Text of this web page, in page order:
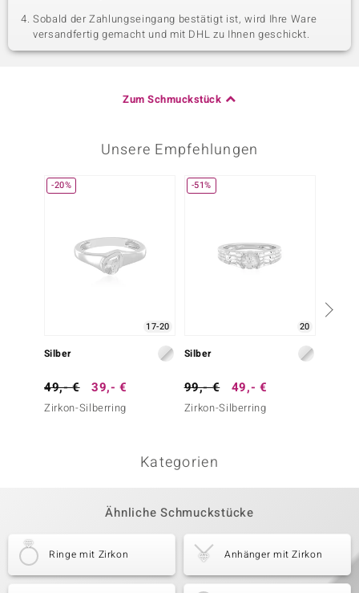
Sobald der Zahlungseingang bestätigt ist, wird Ihre Ware
versandfertig gemacht und mit DHL zu Ihnen geschickt.
Zum Schmuckstück
Unsere Empfehlungen
-20%
17-20
Silber
49,- € 39,- €
Zirkon-Silberring
-51%
20
Silber
99,- € 49,- €
Zirkon-Silberring
Kategorien
Ähnliche Schmuckstücke
Ringe mit Zirkon Anhänger mit Zirkon